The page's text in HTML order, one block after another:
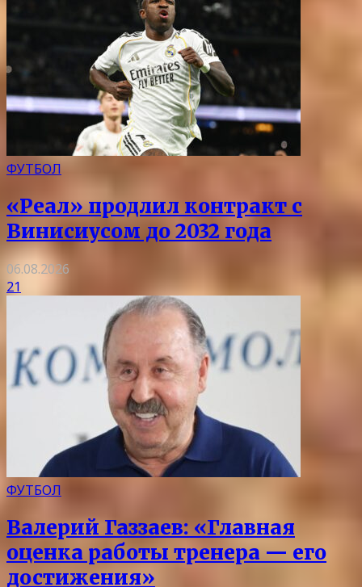
ФУТБОЛ
«Реал» продлил контракт с
Винисиусом до 2032 года
06.08.2026
21
ФУТБОЛ
Валерий Газзаев: «Главная
оценка работы тренера — его
достижения»